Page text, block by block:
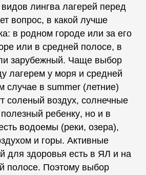
лингва лагерей перед
вопрос, в какой лучше
: в родном городе или за его
или в средней полосе, в
зарубежный. Чаще выбор
лагерем у моря и средней
случае в summer (летние)
соленый воздух, солнечные
ребенку, но и в
водоемы (реки, озера),
и горы. Активные
для здоровья есть в ЯЛ и на
полосе. Поэтому выбор